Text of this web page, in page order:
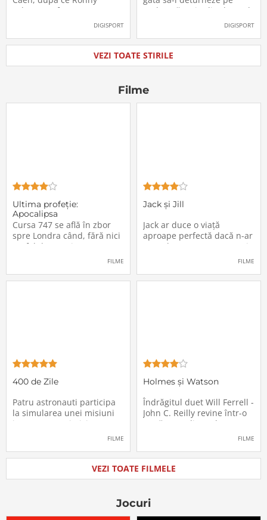
Labonne a fost prezentat
DIGISPORT
Radu Drăgușin din drumul
DIGISPORT
VEZI TOATE STIRILE
Filme
Ultima profeţie:
Apocalipsa
Cursa 747 se află în zbor
spre Londra când, fără nici
un fel de avertisment,
pasagerii încep să dispară
locurile lor. Teroarea și
FILME
Jack și Jill
Jack ar duce o viață
aproape perfectă dacă n-ar
avea de suportat o excepție
sărbători - sora lui
FILME
400 de Zile
Patru astronauti participa
la simularea unei misiuni
in care sunt trimisi pe o
psihologice pe care le are
calatoria in spatiu. Starea
mentala a astronautilor
FILME
Holmes și Watson
Îndrăgitul duet Will Ferrell -
John C. Reilly revine într-o
nouă comedie: Holmes &
Watson, povestea super-
Holmes și a asistentului
său, dr. Watson, inspirată
de romanul best-seller al
De data
FILME
VEZI TOATE FILMELE
Jocuri